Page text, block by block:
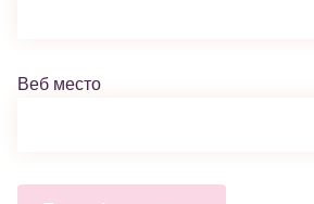
Веб место